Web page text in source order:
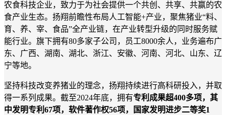
农食科技企业，致力于为社会提供一个共创、共享、共赢的农
食产业生态。扬翔前瞻性布局人工智能+产业，聚焦猪业“料、
育、养、宰、食品”全产业链，在产业转型升级的同时服务赋
能行业。旗下拥有80多家子公司，员工8000余人，业务遍布广
东、广西、湖南、湖北、浙江、安徽、河南、河北、山东、辽
宁等地。
坚持科技改变养猪业的理念，扬翔持续进行高科研投入，并取
得一系列成果。截至2024年底，拥有专利成果超400多项，其
中发明专利67项，软件著作权56项，国家发明进步二等奖1